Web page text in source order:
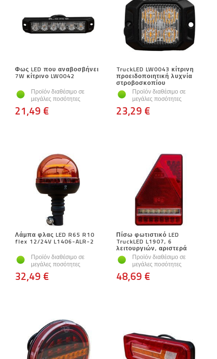
Φως LED που αναβοσβήνει
7W κίτρινο LW0042
Προϊόν διαθέσιμο σε
μεγάλες ποσότητες
21,49 €
TruckLED LW0043 κίτρινη
προειδοποιητική λυχνία
στροβοσκοπίου
Προϊόν διαθέσιμο σε
μεγάλες ποσότητες
23,29 €
Λάμπα φλας LED R65 R10
flex 12/24V L1406-ALR-2
Προϊόν διαθέσιμο σε
μεγάλες ποσότητες
32,49 €
Πίσω φωτιστικό LED
TruckLED L1907, 6
λειτουργιών, αριστερά
Προϊόν διαθέσιμο σε
μεγάλες ποσότητες
48,69 €